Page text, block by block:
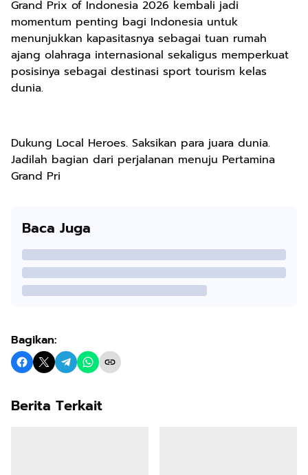
Grand Prix of Indonesia 2026 kembali jadi
momentum penting bagi Indonesia untuk
menunjukkan kapasitasnya sebagai tuan rumah
ajang olahraga internasional sekaligus memperkuat
posisinya sebagai destinasi sport tourism kelas
dunia.
Dukung Local Heroes. Saksikan para juara dunia.
Jadilah bagian dari perjalanan menuju Pertamina
Grand Pri
Baca Juga
Bagikan:
Berita Terkait